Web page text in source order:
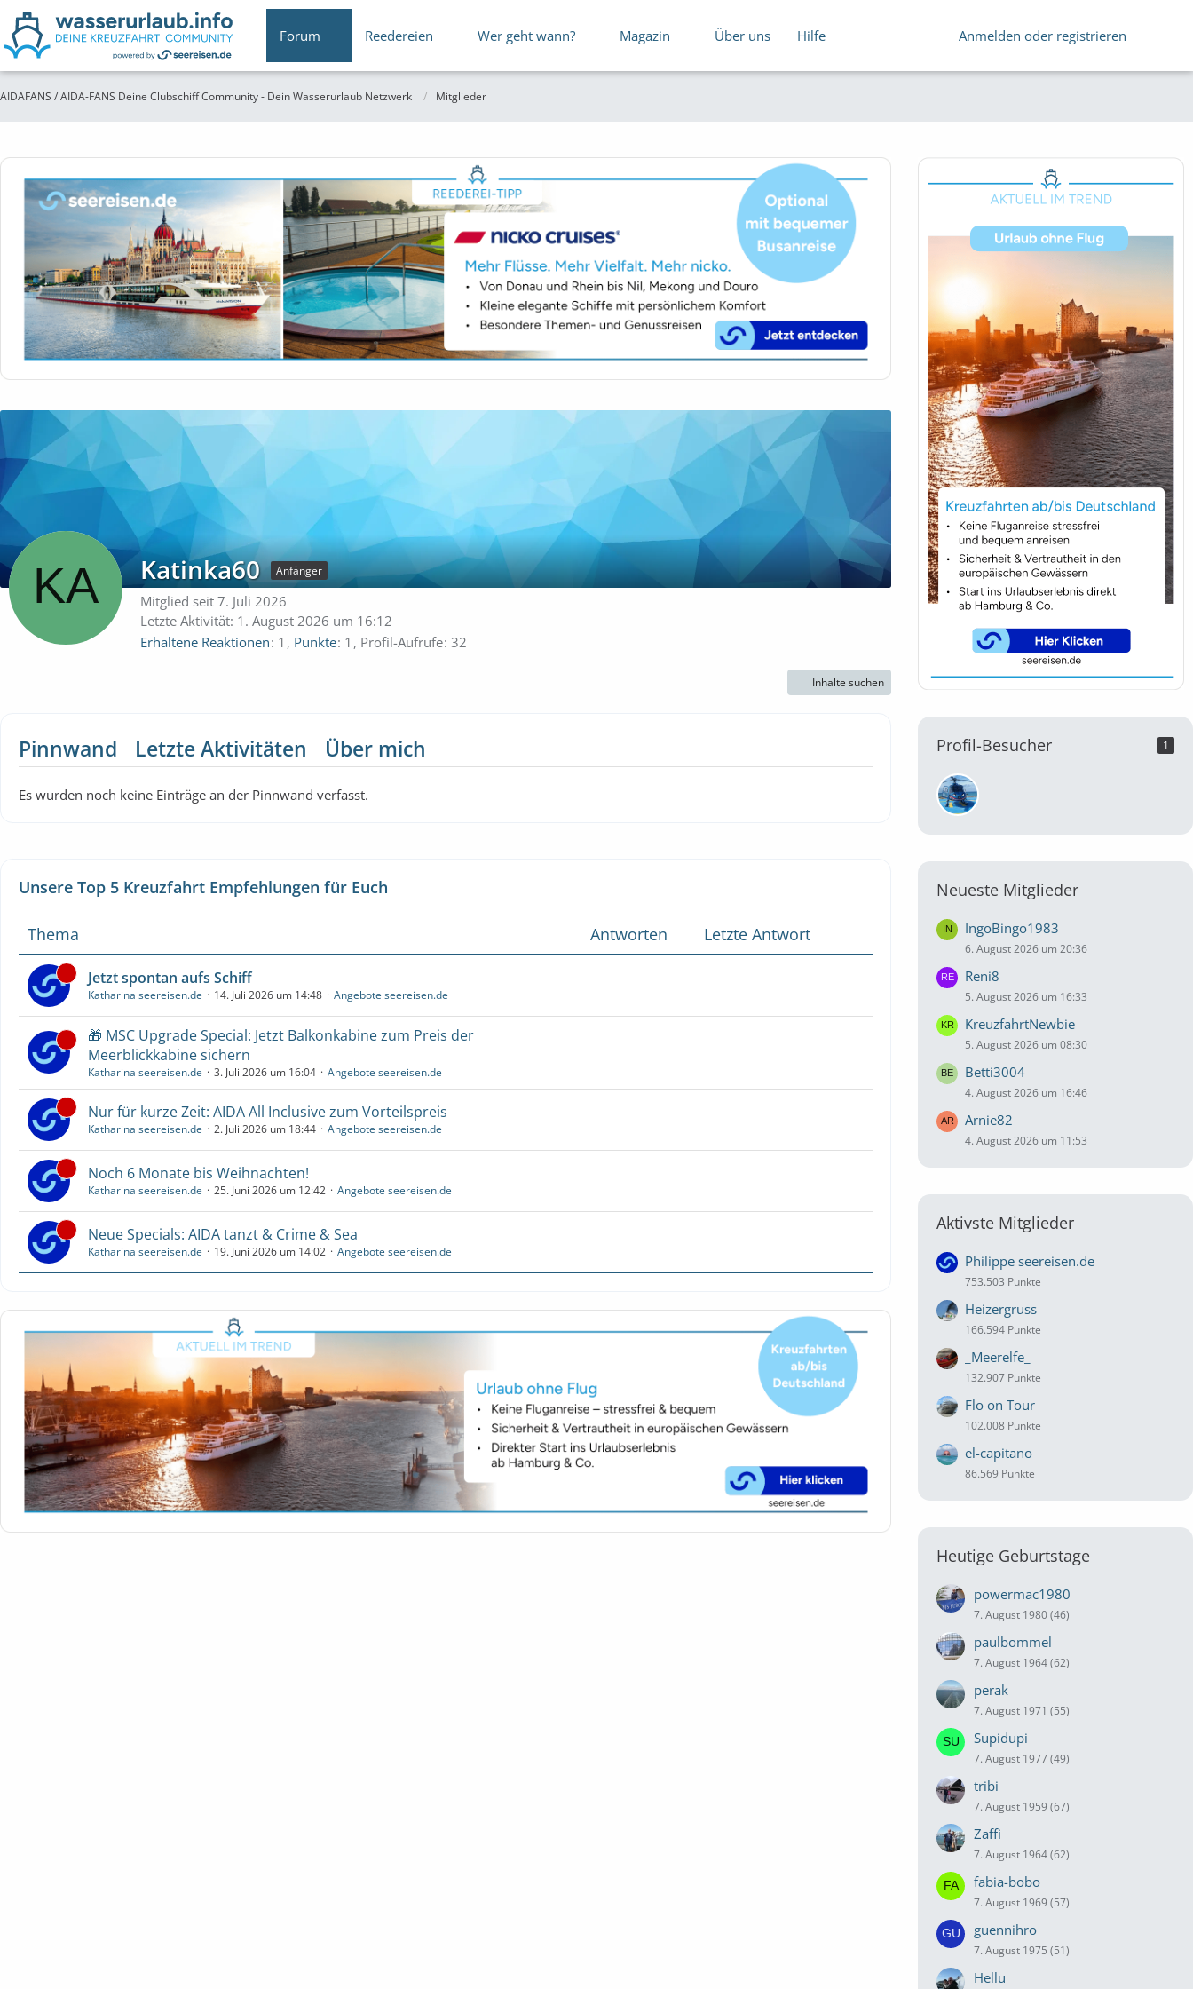
Forum Reedereien Wer geht wann? Magazin Über uns Hilfe Anmelden oder registrieren
AIDAFANS / AIDA-FANS Deine Clubschiff Community - Dein Wasserurlaub Netzwerk Mitglieder
Katinka60 Anfänger
Mitglied seit 7. Juli 2026
Letzte Aktivität: 1. August 2026 um 16:12
Erhaltene Reaktionen 1 Punkte 1 Profil-Aufrufe 32
Inhalte suchen
Pinnwand Letzte Aktivitäten Über mich
Es wurden noch keine Einträge an der Pinnwand verfasst.
Unsere Top 5 Kreuzfahrt Empfehlungen für Euch
Thema Antworten Letzte Antwort
Jetzt spontan aufs Schiff
Katharina seereisen.de 14. Juli 2026 um 14:48 Angebote seereisen.de
🎁 MSC Upgrade Special: Jetzt Balkonkabine zum Preis der
Meerblickkabine sichern
Katharina seereisen.de 3. Juli 2026 um 16:04 Angebote seereisen.de
Nur für kurze Zeit: AIDA All Inclusive zum Vorteilspreis
Katharina seereisen.de 2. Juli 2026 um 18:44 Angebote seereisen.de
Noch 6 Monate bis Weihnachten!
Katharina seereisen.de 25. Juni 2026 um 12:42 Angebote seereisen.de
Neue Specials: AIDA tanzt & Crime & Sea
Katharina seereisen.de 19. Juni 2026 um 14:02 Angebote seereisen.de
Profil-Besucher 1
Neueste Mitglieder
IngoBingo1983
6. August 2026 um 20:36
Reni8
5. August 2026 um 16:33
KreuzfahrtNewbie
5. August 2026 um 08:30
Betti3004
4. August 2026 um 16:46
Arnie82
4. August 2026 um 11:53
Aktivste Mitglieder
Philippe seereisen.de
753.503 Punkte
Heizergruss
166.594 Punkte
_Meerelfe_
132.907 Punkte
Flo on Tour
102.008 Punkte
el-capitano
86.569 Punkte
Heutige Geburtstage
powermac1980
7. August 1980 (46)
paulbommel
7. August 1964 (62)
perak
7. August 1971 (55)
Supidupi
7. August 1977 (49)
tribi
7. August 1959 (67)
Zaffi
7. August 1964 (62)
fabia-bobo
7. August 1969 (57)
guennihro
7. August 1975 (51)
Hellu